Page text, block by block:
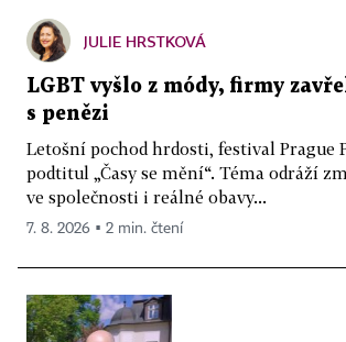
JULIE HRSTKOVÁ
LGBT vyšlo z módy, firmy
s penězi
Letošní pochod hrdosti, festival Prague
podtitul „Časy se mění“. Téma odráží
ve společnosti i reálné obavy...
7. 8. 2026 ▪ 2 min. čtení